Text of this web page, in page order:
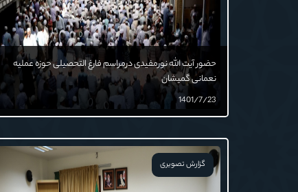
حضور آیت الله نورمفیدی درمراسم فارغ التحصیلی حوزه عملیه
نعمانی گمیشان
1401/7/23
گزارش تصویری